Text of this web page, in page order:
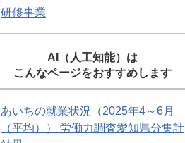
研修事業
AI（人工知能）は
こんなページをおすすめします
あいちの就業状況（2025年4～6月
（平均）） 労働力調査愛知県分集計